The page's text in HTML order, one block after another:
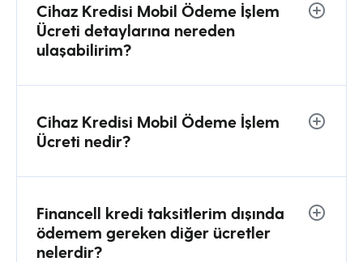
Cihaz Kredisi Mobil Ödeme İşlem
Ücreti detaylarına nereden
ulaşabilirim?
Cihaz Kredisi Mobil Ödeme İşlem
Ücreti nedir?
Financell kredi taksitlerim dışında
ödemem gereken diğer ücretler
nelerdir?